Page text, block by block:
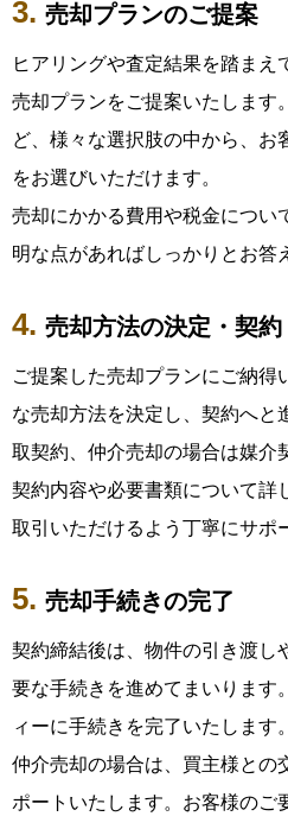
売却プランのご提案
ヒアリングや査定結果を踏まえ
売却プランをご提案いたします
ど、様々な選択肢の中から、お
をお選びいただけます。
売却にかかる費用や税金につい
明な点があればしっかりとお答
売却方法の決定・契約
ご提案した売却プランにご納得
な売却方法を決定し、契約へと
取契約、仲介売却の場合は媒介
契約内容や必要書類について詳
取引いただけるよう丁寧にサポ
売却手続きの完了
契約締結後は、物件の引き渡し
要な手続きを進めてまいります
ィーに手続きを完了いたします。
仲介売却の場合は、買主様との
ポートいたします。お客様のご